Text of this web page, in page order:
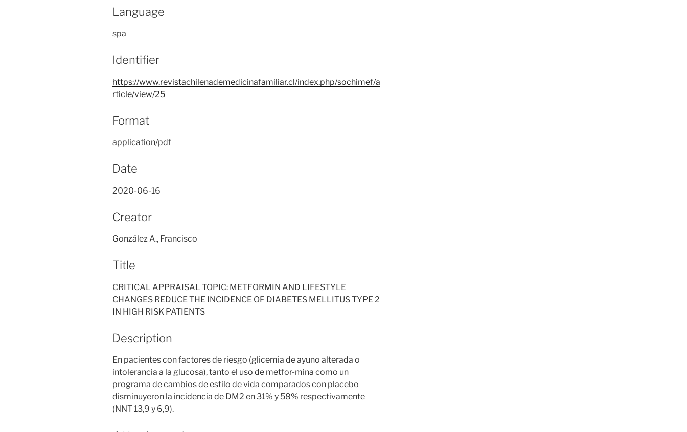
Language
spa
Identifier
https://www.revistachilenademedicinafamiliar.cl/index.php/sochimef/a
rticle/view/25
Format
application/pdf
Date
2020-06-16
Creator
González A., Francisco
Title
CRITICAL APPRAISAL TOPIC: METFORMIN AND LIFESTYLE
CHANGES REDUCE THE INCIDENCE OF DIABETES MELLITUS TYPE 2
IN HIGH RISK PATIENTS
Description
En pacientes con factores de riesgo (glicemia de ayuno alterada o
intolerancia a la glucosa), tanto el uso de metfor-mina como un
programa de cambios de estilo de vida comparados con placebo
disminuyeron la incidencia de DM2 en 31% y 58% respectivamente
(NNT 13,9 y 6,9).